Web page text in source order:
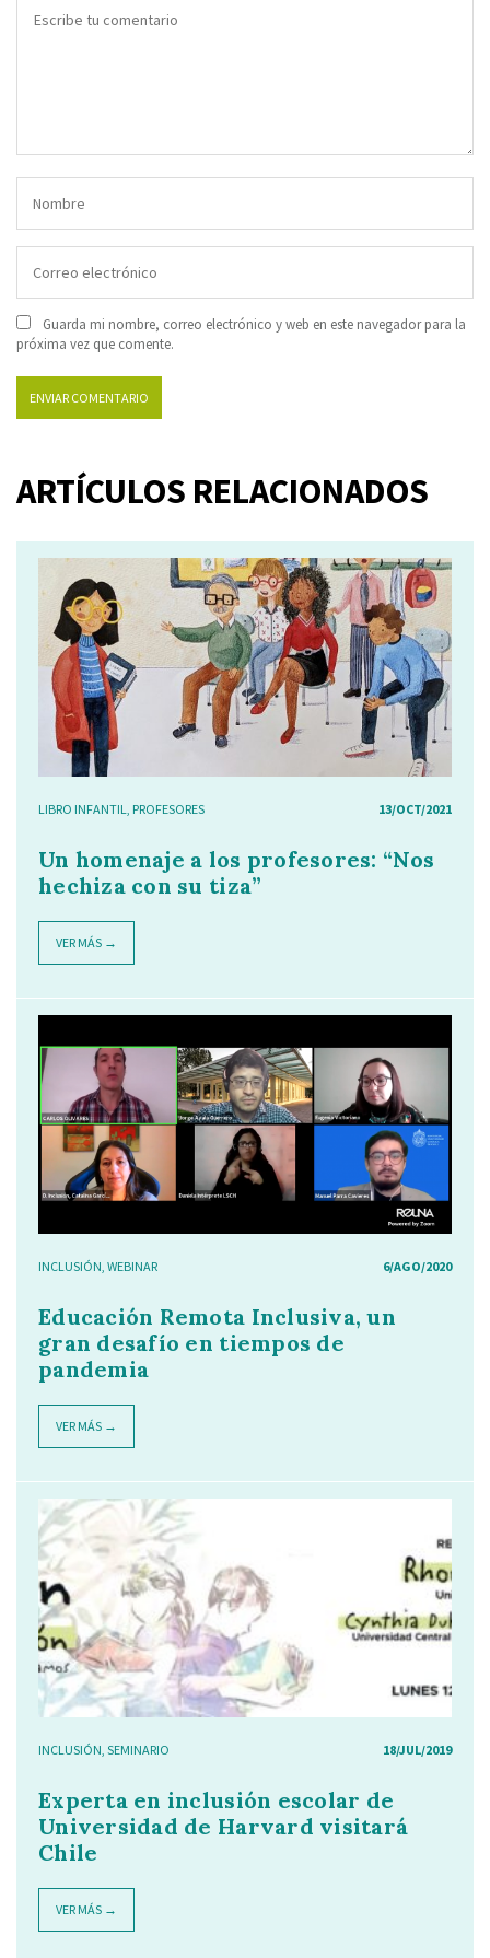
Guarda mi nombre, correo electrónico y web en este navegador para la
próxima vez que comente.
ARTÍCULOS RELACIONADOS
LIBRO INFANTIL, PROFESORES 13/OCT/2021
Un homenaje a los profesores: “Nos
hechiza con su tiza”
VER MÁS →
INCLUSIÓN, WEBINAR 6/AGO/2020
Educación Remota Inclusiva, un
gran desafío en tiempos de
pandemia
VER MÁS →
INCLUSIÓN, SEMINARIO 18/JUL/2019
Experta en inclusión escolar de
Universidad de Harvard visitará
Chile
VER MÁS →